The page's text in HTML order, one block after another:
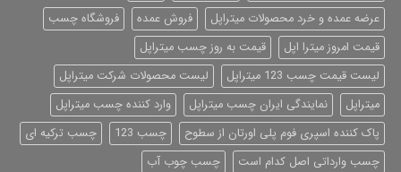
عرضه عمده و خرد محصولات میتراپل
فروش عمده
فروشگاه چسب
قیمت امروز میترا اپل
قیمت به روز چسب میتراپل
لیست قیمت چسب 123 میتراپل
لیست محصولات شرکت میتراپل
میتراپل
نمایندگی ایران چسب میتراپل
وارد کننده چسب میتراپل
پاک کننده اسپری فوم پلی اورتان از سطوح
چسب 123
چسب ترکیه ای
چسب وارداتی اصل کدام است
چسب چوب آب